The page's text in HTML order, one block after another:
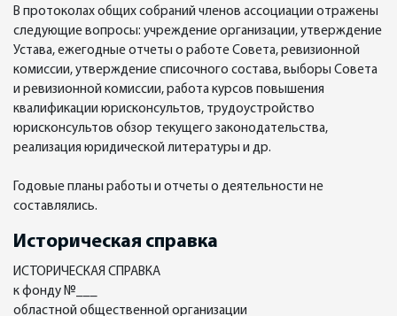
В протоколах общих собраний членов ассоциации отражены
следующие вопросы: учреждение организации, утверждение
Устава, ежегодные отчеты о работе Совета, ревизионной
комиссии, утверждение списочного состава, выборы Совета
и ревизионной комиссии, работа курсов повышения
квалификации юрисконсультов, трудоустройство
юрисконсультов обзор текущего законодательства,
реализация юридической литературы и др.
Годовые планы работы и отчеты о деятельности не
составлялись.
Историческая справка
ИСТОРИЧЕСКАЯ СПРАВКА
к фонду №___
областной общественной организации